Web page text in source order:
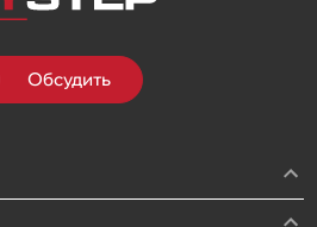
Обсудить